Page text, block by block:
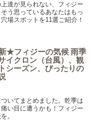
達が見られない、フィジー
う思っているあなたはもっ
場スポットを11選ご紹介！
★フィジーの気候 雨季
イクロン（台風）、観
シーズン、ぴったりの
いてまとめました。乾季は
い目に遭うかも！フィジー
。